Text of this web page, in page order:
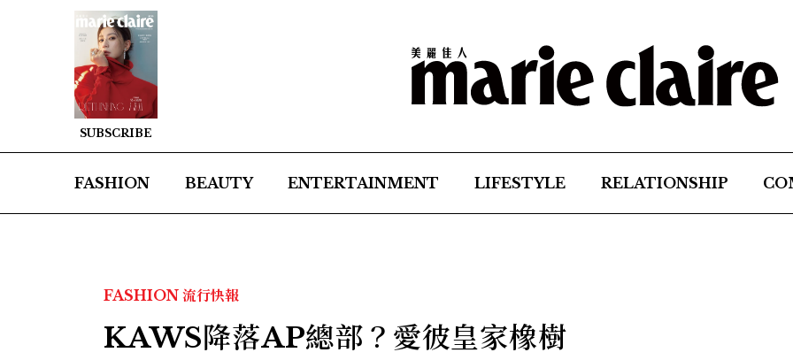
SUBSCRIBE
FASHION BEAUTY ENTERTAINMENT LIFESTYLE RELATIONSHIP
FASHION 流行快報
KAWS降落AP總部？愛彼皇家橡樹